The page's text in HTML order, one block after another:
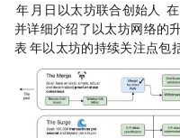
2023 年 12 月 30 日，以太坊联合创始人 在
并详细介绍了以太坊网络的
表， 2024 年以太坊的持续关注点包括